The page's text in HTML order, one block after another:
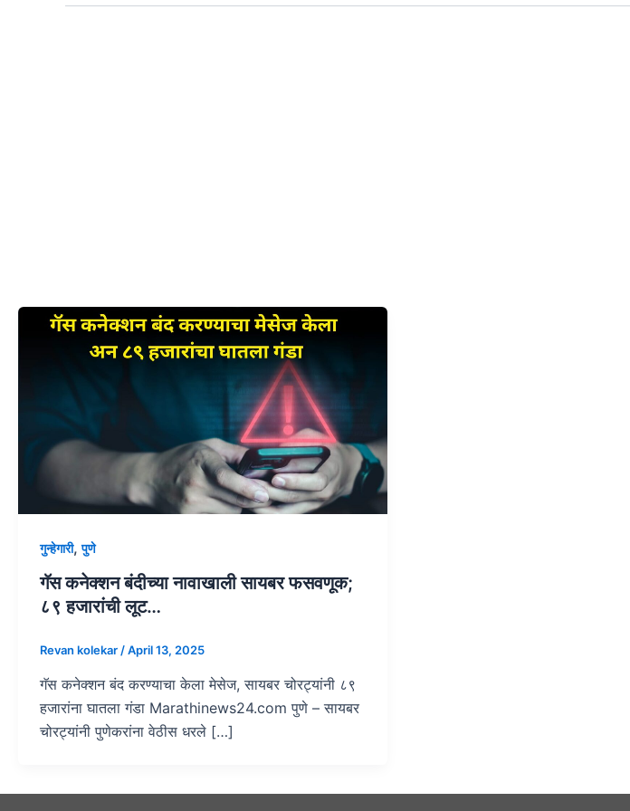
गुन्हेगारी,पुणे
गॅस कनेक्शन बंदीच्या नावाखाली सायबर फसवणूक;
८९ हजारांची लूट…
Revan kolekar /April 13, 2025
गॅस कनेक्शन बंद करण्याचा केला मेसेज, सायबर चोरट्यांनी ८९
हजारांना घातला गंडा Marathinews24.com पुणे – सायबर
चोरट्यांनी पुणेकरांना वेठीस धरले […]